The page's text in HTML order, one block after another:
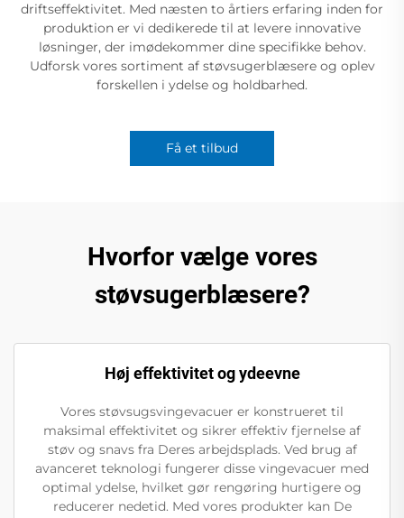
driftseffektivitet. Med næsten to årtiers erfaring inden for
produktion er vi dedikerede til at levere innovative
løsninger, der imødekommer dine specifikke behov.
Udforsk vores sortiment af støvsugerblæsere og oplev
forskellen i ydelse og holdbarhed.
Få et tilbud
Hvorfor vælge vores
støvsugerblæsere?
Høj effektivitet og ydeevne
Vores støvsugsvingevacuer er konstrueret til
maksimal effektivitet og sikrer effektiv fjernelse af
støv og snavs fra Deres arbejdsplads. Ved brug af
avanceret teknologi fungerer disse vingevacuer med
optimal ydelse, hvilket gør rengøring hurtigere og
reducerer nedetid. Med vores produkter kan De